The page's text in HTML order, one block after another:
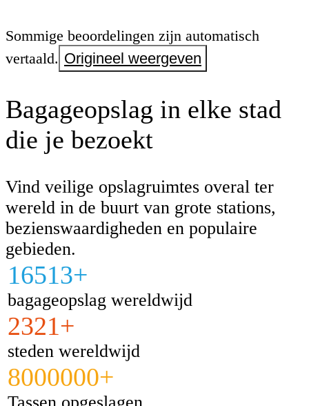
Sommige beoordelingen zijn automatisch
vertaald. Origineel weergeven
Bagageopslag in elke stad
die je bezoekt
Vind veilige opslagruimtes overal ter
wereld in de buurt van grote stations,
bezienswaardigheden en populaire
gebieden.
16513+
bagageopslag wereldwijd
2321+
steden wereldwijd
8000000+